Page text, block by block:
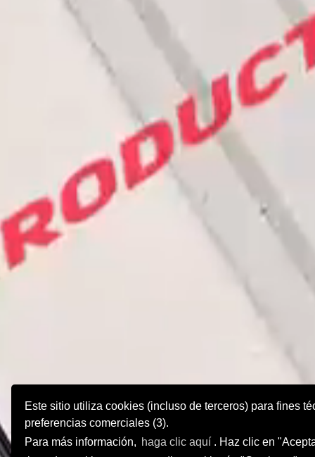
Este sitio utiliza cookies (incluso de terceros) para fines
preferencias comerciales (3).
Para más información, haga clic aquí . Haz clic en